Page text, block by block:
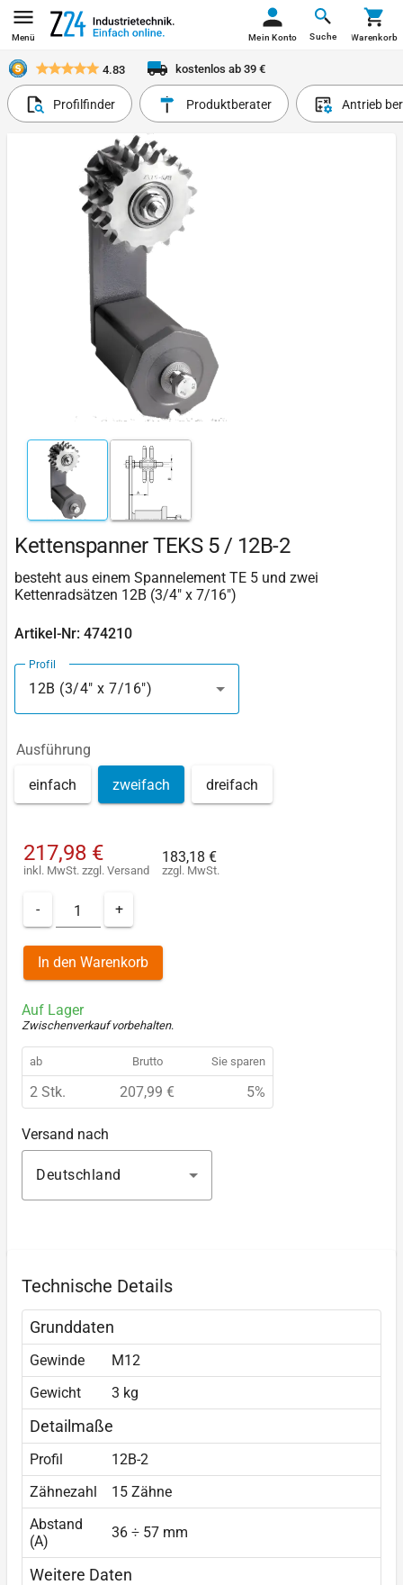
Menü Suche
Mein Konto Warenkorb
4.83 kostenlos ab 39 €
Profilfinder Produktberater Antrieb
Kettenspanner TEKS 5 / 12B-2
besteht aus einem Spannelement TE 5 und zwei
Kettenradsätzen 12B (3/4" x 7/16")
Artikel-Nr: 474210
Profil
12B (3/4" x 7/16")
Ausführung
einfach zweifach dreifach
217,98 €
inkl. MwSt. zzgl. Versand
183,18 €
zzgl. MwSt.
- +
In den Warenkorb
Auf Lager
Zwischenverkauf vorbehalten.
ab Brutto Sie sparen
2 Stk. 207,99 € 5%
Versand nach
Deutschland
Technische Details
Grunddaten
Gewinde
M12
Gewicht
3 kg
Detailmaße
Profil
12B-2
Zähnezahl
15 Zähne
Abstand
(A)
36 ÷ 57 mm
Weitere Daten